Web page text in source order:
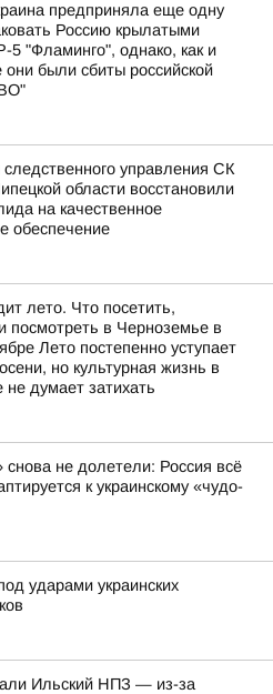
предприняла еще одну
Россию крылатыми
5 "Фламинго", однако, как и
они были сбиты российской
управления СК
области восстановили
на качественное
обеспечение
лето. Что посетить,
посмотреть в Черноземье в
Лето постепенно уступает
но культурная жизнь в
думает затихать
снова не долетели: Россия всё
к украинскому «чудо-
ударами украинских
Ильский НПЗ — из-за